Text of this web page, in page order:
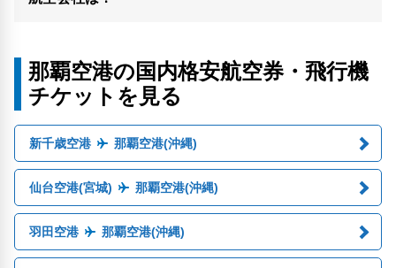
那覇空港の国内格安航空券・飛行機
チケットを見る
新千歳空港 那覇空港(沖縄)
仙台空港(宮城) 那覇空港(沖縄)
羽田空港 那覇空港(沖縄)